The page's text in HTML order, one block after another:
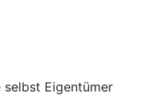
selbst Eigentümer